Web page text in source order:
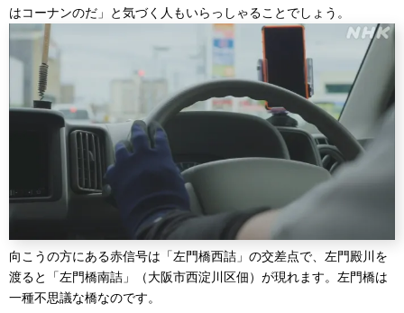
はコーナンのだ」と気づく人もいらっしゃることでしょう。
向こうの方にある赤信号は「左門橋西詰」の交差点で、左門殿川を
渡ると「左門橋南詰」（大阪市西淀川区佃）が現れます。左門橋は
一種不思議な橋なのです。